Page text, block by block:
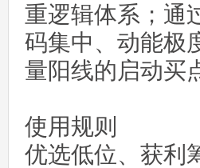
重逻辑体系；通
码集中、动能极
量阳线的启动买
使用规则
优选低位、获利